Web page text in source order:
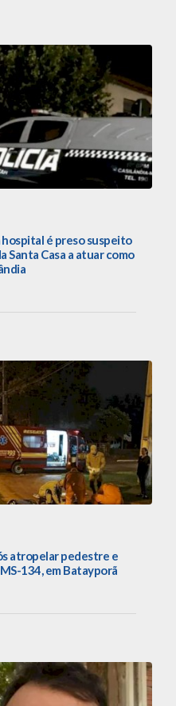
é preso suspeito
Santa Casa a atuar como
atropelar pedestre e
134, em Batayporã